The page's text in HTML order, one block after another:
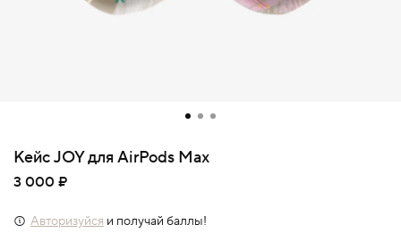
Кейс JOY для AirPods Max
3 000 ₽
Авторизуйся и получай баллы!